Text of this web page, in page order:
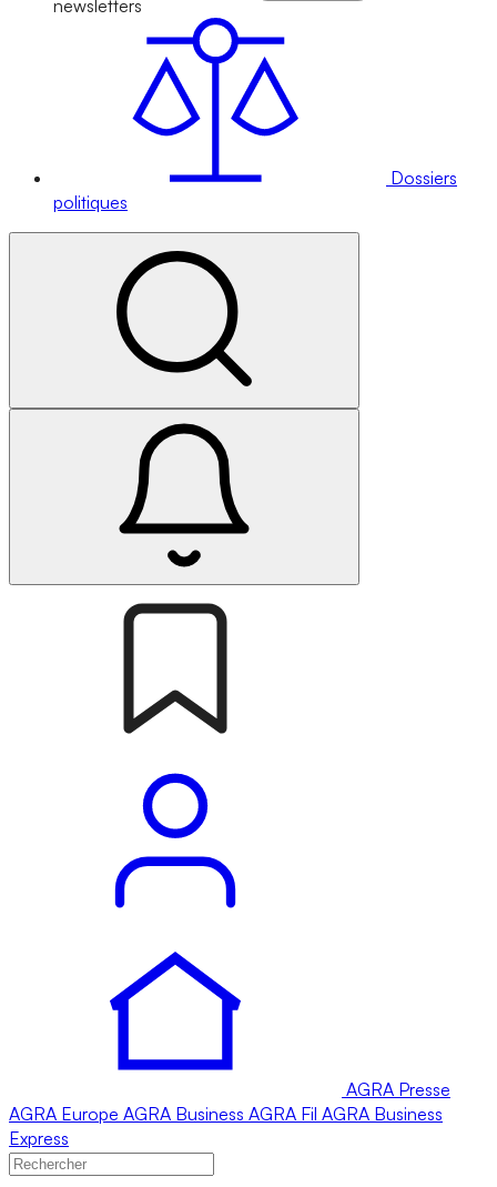
newsletters
Dossiers
politiques
AGRA Presse
AGRA Europe AGRA Business AGRA Fil AGRA Business
Express